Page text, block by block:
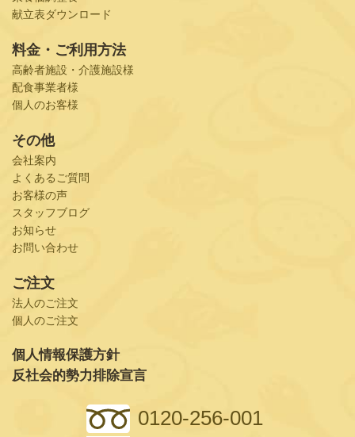
献立表ダウンロード
料金・ご利用方法
高齢者施設・介護施設様
配食事業者様
個人のお客様
その他
会社案内
よくあるご質問
お客様の声
スタッフブログ
お知らせ
お問い合わせ
ご注文
法人のご注文
個人のご注文
個人情報保護方針
反社会的勢力排除宣言
0120-256-001